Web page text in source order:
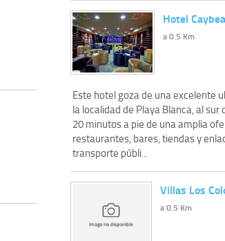
Hotel
a 0.5 Km
Este hotel goza de una excelente
la localidad de Playa Blanca, al sur
20 minutos a pie de una amplia
restaurantes, bares, tiendas y
transporte públi...
Villas Los
a 0.5 Km